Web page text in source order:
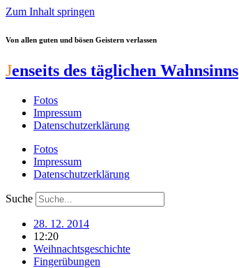
Zum Inhalt springen
Von allen guten und bösen Geistern verlassen
Jenseits des täglichen Wahnsinns
Fotos
Impressum
Datenschutzerklärung
Fotos
Impressum
Datenschutzerklärung
Suche
28. 12. 2014
12:20
Weihnachtsgeschichte
Fingerübungen